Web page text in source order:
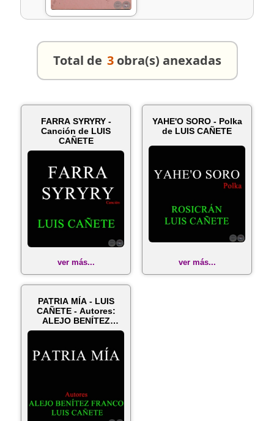
Total de 3 obra(s) anexadas
FARRA SYRYRY -
Canción de LUIS
CAÑETE
ver más...
YAHE'O SORO - Polka
de LUIS CAÑETE
ver más...
PATRIA MÍA - LUIS
CAÑETE - Autores:
ALEJO BENÍTEZ
FRANCO / LUIS C...